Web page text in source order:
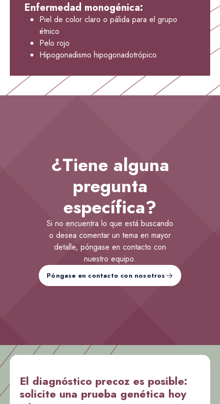
Enfermedad monogénica:
Piel de color claro o pálida para el grupo
étnico
Pelo rojo
Hipogonadismo hipogonadotrópico
¿Tiene alguna
pregunta
específica?
Si no encuentra lo que está buscando
o desea comentar un tema en mayor
detalle, póngase en contacto con
nuestro equipo.
Póngase en contacto con nosotros
El diagnóstico precoz es posible:
solicite una prueba genética hoy